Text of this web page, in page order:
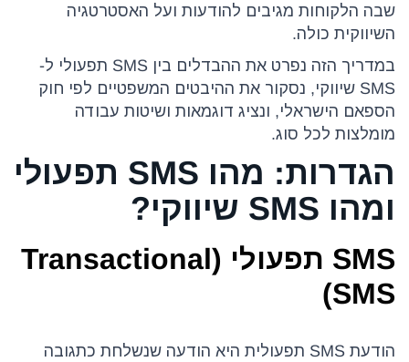
שבה הלקוחות מגיבים להודעות ועל האסטרטגיה
השיווקית כולה.
במדריך הזה נפרט את ההבדלים בין SMS תפעולי ל-
SMS שיווקי, נסקור את ההיבטים המשפטיים לפי חוק
הספאם הישראלי, ונציג דוגמאות ושיטות עבודה
מומלצות לכל סוג.
הגדרות: מהו SMS תפעולי
ומהו SMS שיווקי?
SMS תפעולי (Transactional
SMS)
הודעת SMS תפעולית היא הודעה שנשלחת כתגובה